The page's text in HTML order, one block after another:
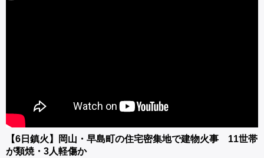
【6日鎮火】岡山・早島町の住宅密集地で建物火事 11世帯
が類焼・3人軽傷か